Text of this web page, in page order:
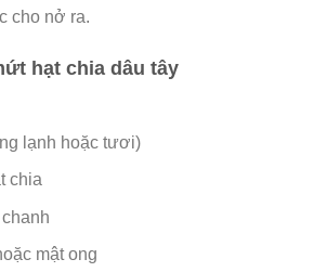
cho nở ra.
hạt chia dâu tây
lạnh hoặc tươi)
chia
mật ong